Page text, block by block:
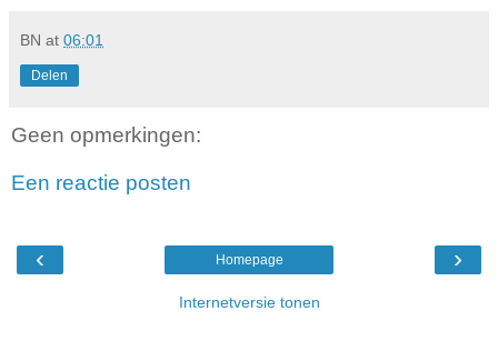
BN at 06:01
Delen
Geen opmerkingen:
Een reactie posten
‹ ›
Homepage
Internetversie tonen